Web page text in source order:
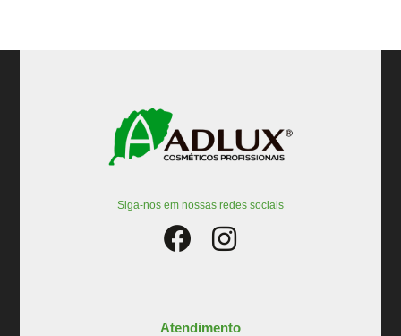
Siga-nos em nossas redes sociais
Atendimento